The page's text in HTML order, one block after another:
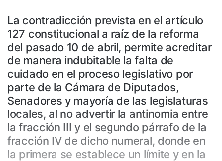
La contradicción prevista en el artículo
127 constitucional a raíz de la reforma
del pasado 10 de abril, permite acreditar
de manera indubitable la falta de
cuidado en el proceso legislativo por
parte de la Cámara de Diputados,
Senadores y mayoría de las legislaturas
locales, al no advertir la antinomia entre
la fracción III y el segundo párrafo de la
fracción IV de dicho numeral, donde en
la primera se establece un límite y en la